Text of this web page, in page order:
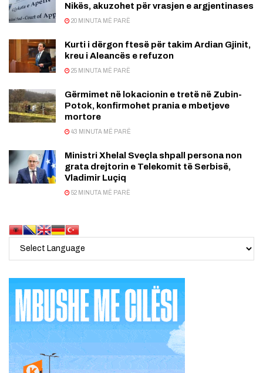
Nikës, akuzohet për vrasjen e argjentinases
20 MINUTA MË PARË
Kurti i dërgon ftesë për takim Ardian Gjinit,
kreu i Aleancës e refuzon
25 MINUTA MË PARË
Gërmimet në lokacionin e tretë në Zubin-
Potok, konfirmohet prania e mbetjeve
mortore
43 MINUTA MË PARË
Ministri Xhelal Sveçla shpall persona non
grata drejtorin e Telekomit të Serbisë,
Vladimir Luçiq
52 MINUTA MË PARË